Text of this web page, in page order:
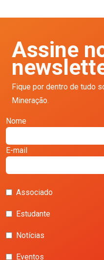
Assine
Fique por dentro de tudo
Mineração.
Nome
E-mail
Associado
Estudante
Notícias
Eventos